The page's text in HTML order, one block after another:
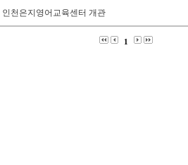
인천은지영어교육센터 개관
1